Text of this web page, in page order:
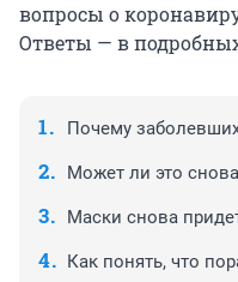
вопросы о
Ответы — в
Почему
Может ли это
Маски снова
Как понять, что